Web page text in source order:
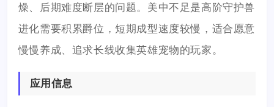
燥、后期难度断层的问题。美中不足是高阶守护兽
进化需要积累爵位，短期成型速度较慢，适合愿意
慢慢养成、追求长线收集英雄宠物的玩家。
应用信息